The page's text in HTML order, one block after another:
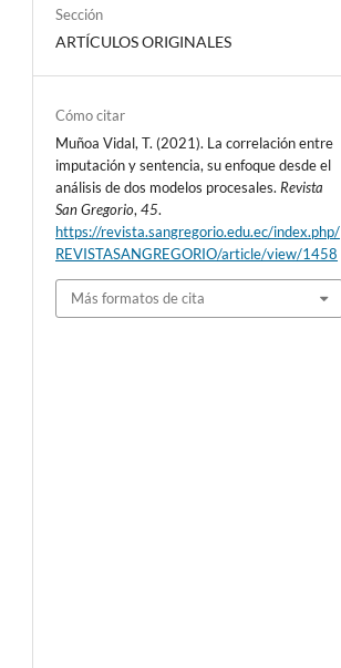
Sección
ARTÍCULOS ORIGINALES
Cómo citar
Muñoa Vidal, T. (2021). La correlación entre
imputación y sentencia, su enfoque desde el
análisis de dos modelos procesales. Revista
San Gregorio,45.
https://revista.sangregorio.edu.ec/index.php/
REVISTASANGREGORIO/article/view/1458
Más formatos de cita